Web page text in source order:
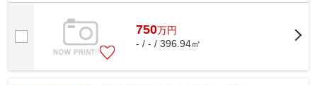
は弊社までお問い合わせください。
750万円
- / - / 396.94㎡